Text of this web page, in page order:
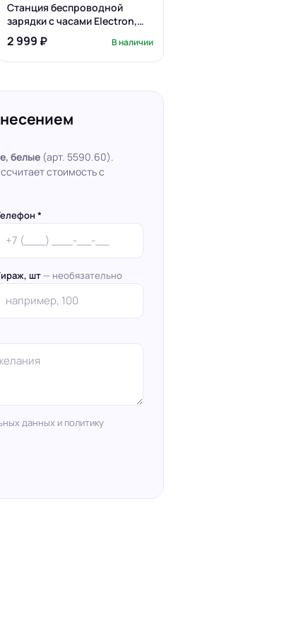
Станция беспроводной
зарядки с часами Electron,
ver.2, черная
2 999 ₽ В наличии
белые(арт. 5590.60).
стоимость с
*
шт — необязательно
данных и политику